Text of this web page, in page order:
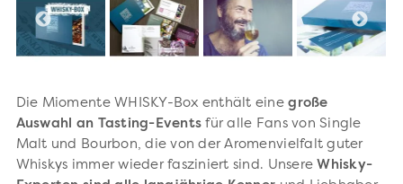
Die Miomente WHISKY-Box enthält einegroße
Auswahl an Tasting-Events für alle Fans von Single
Malt und Bourbon, die von der Aromenvielfalt guter
Whiskys immer wieder fasziniert sind. Unsere Whisky-